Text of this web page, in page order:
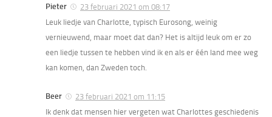
Pieter
23 februari 2021 om 08:17
Leuk liedje van Charlotte, typisch Eurosong, weinig
vernieuwend, maar moet dat dan? Het is altijd leuk om er zo
een liedje tussen te hebben vind ik en als er één land mee weg
kan komen, dan Zweden toch.
Beer
23 februari 2021 om 11:15
Ik denk dat mensen hier vergeten wat Charlottes geschiedenis